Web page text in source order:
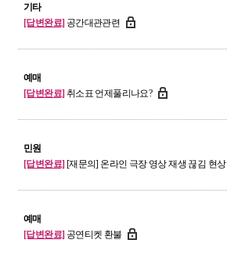
기타
[답변완료] 공간대관관련
예매
[답변완료]취소표 언제풀리나요?
민원
[답변완료][재문의] 온라인 극장 영상 재생 끊김 현상
예매
[답변완료] 공연티켓 환불